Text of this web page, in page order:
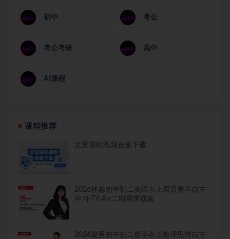
初中 考公
考公考研 高中
AI课程
课程推荐
文案课程视频合集下载
2026林淼初中初二英语春上双语素养自主
学习·TY·A+二期网课视频
2026梁勇初中初二数学春上数理思维自主